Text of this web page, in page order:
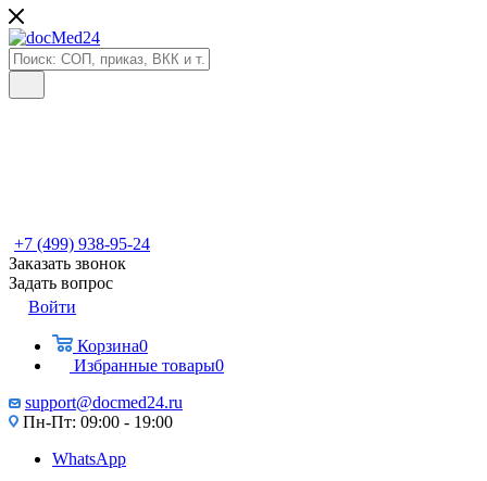
+7 (499) 938-95-24
Заказать звонок
Задать вопрос
Войти
Корзина0
Избранные товары0
support@docmed24.ru
Пн-Пт: 09:00 - 19:00
WhatsApp